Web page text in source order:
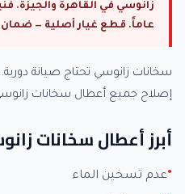
عاماً. قطع غيار أصلية — ضمان 6 أشهر.
سخانات زانوسي تحتاج صيانة
إصلاح جميع أعطال سخانات
أبرز أعطال سخانات
عدم تسخين الماء